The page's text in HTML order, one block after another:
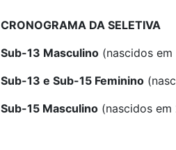
CRONOGRAMA DA SELETIVA
Sub-13 Masculino (nascidos
Sub-13 e Sub-15 Feminino
Sub-15 Masculino (nascidos em